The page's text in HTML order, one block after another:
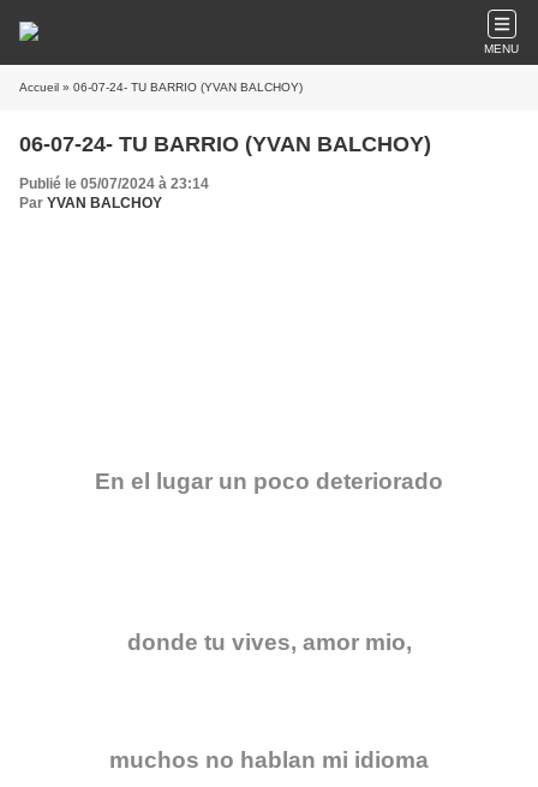
MENU
Accueil » 06-07-24- TU BARRIO (YVAN BALCHOY)
06-07-24- TU BARRIO (YVAN BALCHOY)
Publié le 05/07/2024 à 23:14
Par YVAN BALCHOY
En el lugar un poco deteriorado
donde tu vives, amor mio,
muchos no hablan mi idioma